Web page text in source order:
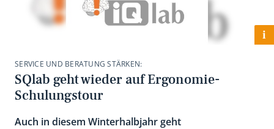
i
SERVICE UND BERATUNG STÄRKEN:
SQlab geht wieder auf Ergonomie-
Schulungstour
Auch in diesem Winterhalbjahr geht